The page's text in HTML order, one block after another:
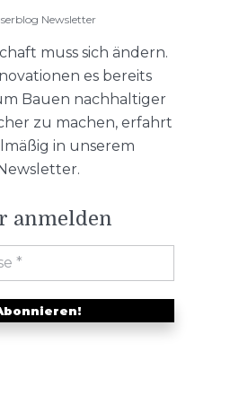
Newsletter
muss sich ändern.
es bereits
Bauen nachhaltiger
zu machen, erfahrt
in unserem
anmelden